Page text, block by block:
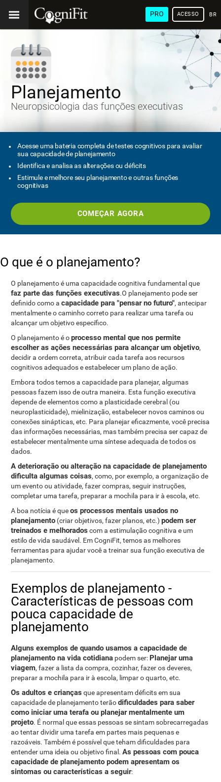
PRO ACESSO
Planejamento
Neuropsicologia das funções executivas
Acesse uma bateria completa de testes cognitivos para avaliar
sua capacidade de planejamento
Identifica e analisa as alterações ou déficits
Estimule e melhore seu planejamento e outras funções
cognitivas
COMEÇAR AGORA
O que é o planejamento?
O planejamento é uma capacidade cognitiva fundamental que
faz parte das funções executivas.O planejamento pode ser
definido como acapacidade para "pensar no futuro", antecipar
mentalmente o caminho correto para realizar uma tarefa ou
alcançar um objetivo específico.
O planejamento é oprocesso mental que nos permite
escolher as ações necessárias para alcançar um objetivo,
decidir a ordem correta, atribuir cada tarefa aos recursos
cognitivos adequados e estabelecer um plano de ação.
Embora todos temos a capacidade para planejar, algumas
pessoas fazem isso de outra maneira. Esta função executiva
depende de elementos como a plasticidade cerebral (ou
neuroplasticidade), mielinização, estabelecer novos caminos ou
conexões sinápticas, etc. Para planejar eficazmente, você precisa
das informações necessárias, mas também precisa ser capaz de
estabelecer mentalmente uma síntese adequada de todos os
dados.
A deterioração ou alteração na capacidade de planejamento
dificulta algumas coisas, como, por exemplo, a organização de
um evento ou atividade, fazer compras, seguir instruções,
completar uma tarefa, preparar a mochila para ir à escola, etc.
A boa notícia é queos processos mentais usados no
planejamento (criar objetivos, fazer planos, etc.)podem ser
treinados e melhorados com a estimulação cognitiva e um
estilo de vida saudável. Em CogniFit, temos as melhores
ferramentas para ajudar você a treinar sua função executiva de
planejamento.
Exemplos de planejamento -
Características de pessoas com
pouca capacidade de
planejamento
Alguns exemplos de quando usamos a capacidade de
planejamento na vida cotidiana podem ser: Planejar uma
viagem, fazer a lista da compra, cozinhar, fazer os deveres,
preparar a mochila para ir à escola, limpar o quarto, etc.
Os adultos e crianças que apresentam déficits em sua
capacidade de planejamento terãodificuldades para saber
como iniciar uma terafa ou planejar mentalmente um
projeto. É normal que essas pessoas se sintam sobrecarregadas
ao tentar dividir uma tarefa em partes mais pequenas e
razoáveis. Também é possível que teham dificuldades para
entender uma ideia ou objetivo final.As pessoas com pouca
capacidade de planejamento podem apresentam os
sintomas ou características a seguir: